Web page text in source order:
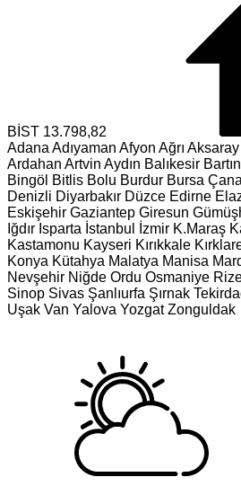
BİST 13.798,82
Adana Adıyaman Afyon Ağrı Aksaray
Ardahan Artvin Aydın Balıkesir Bartın
Bingöl Bitlis Bolu Burdur Bursa
Denizli Diyarbakır Düzce Edirne
Eskişehir Gaziantep Giresun
Iğdır Isparta İstanbul İzmir K.Maraş
Kastamonu Kayseri Kırıkkale
Konya Kütahya Malatya Manisa
Nevşehir Niğde Ordu Osmaniye
Sinop Sivas Şanlıurfa Şırnak
Uşak Van Yalova Yozgat Zonguldak